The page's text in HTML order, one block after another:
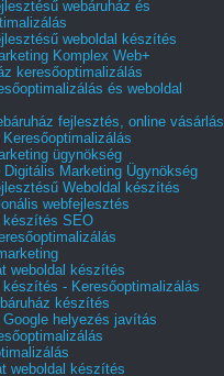
webáruház és
weboldal készítés
Komplex Web+
keresőoptimalizálás
és weboldal
fejlesztés, online vásárlás
ügynökség
Digitális Marketing Ügynökség
Weboldal készítés
webfejlesztés
készítés SEO
weboldal készítés
készítés - Keresőoptimalizálás
készítés
Google helyezés javítás
weboldal készítés